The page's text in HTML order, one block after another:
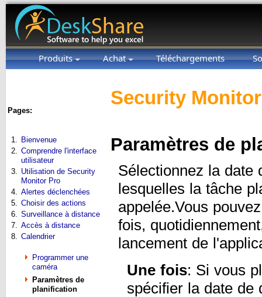
Produits Achat Téléchargements
Pages:
1.
Bienvenue
2.
Comprendre l'interface
utilisateur
3.
Utilisation de Security
Monitor Pro
4.
Alertes déclenchées
5.
Choisir des actions
6.
Surveillance à distance
7.
Accès à distance
8.
Calendrier
Programmer une
caméra
Paramètres de
planification
Security
Paramètres de
Sélectionnez la date
lesquelles la tâche
appelée.Vous
fois,
lancement de
Une fois: Si vous
spécifier la date de